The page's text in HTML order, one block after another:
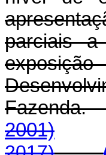
parciais
2001)